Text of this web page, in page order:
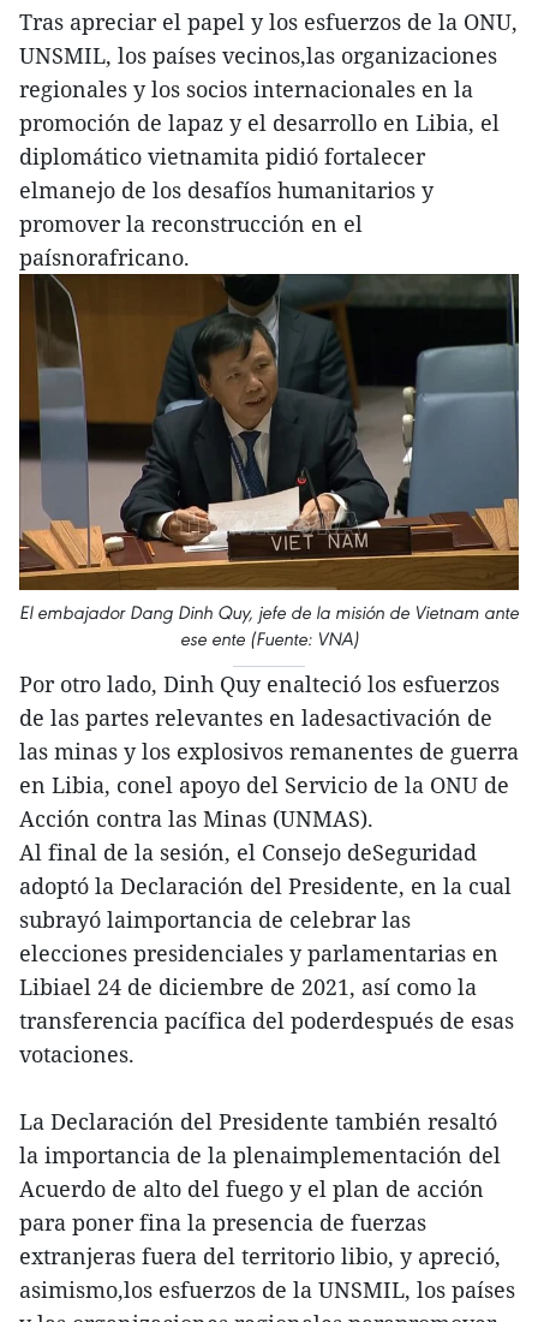
Tras apreciar el papel y los esfuerzos de la ONU,
UNSMIL, los países vecinos,las organizaciones
regionales y los socios internacionales en la
promoción de lapaz y el desarrollo en Libia, el
diplomático vietnamita pidió fortalecer
elmanejo de los desafíos humanitarios y
promover la reconstrucción en el
paísnorafricano.
El embajador Dang Dinh Quy, jefe de la misión de Vietnam ante
ese ente (Fuente: VNA)
Por otro lado, Dinh Quy enalteció los esfuerzos
de las partes relevantes en ladesactivación de
las minas y los explosivos remanentes de guerra
en Libia, conel apoyo del Servicio de la ONU de
Acción contra las Minas (UNMAS).
Al final de la sesión, el Consejo deSeguridad
adoptó la Declaración del Presidente, en la cual
subrayó laimportancia de celebrar las
elecciones presidenciales y parlamentarias en
Libiael 24 de diciembre de 2021, así como la
transferencia pacífica del poderdespués de esas
votaciones.
La Declaración del Presidente también resaltó
la importancia de la plenaimplementación del
Acuerdo de alto del fuego y el plan de acción
para poner fina la presencia de fuerzas
extranjeras fuera del territorio libio, y apreció,
asimismo,los esfuerzos de la UNSMIL, los países